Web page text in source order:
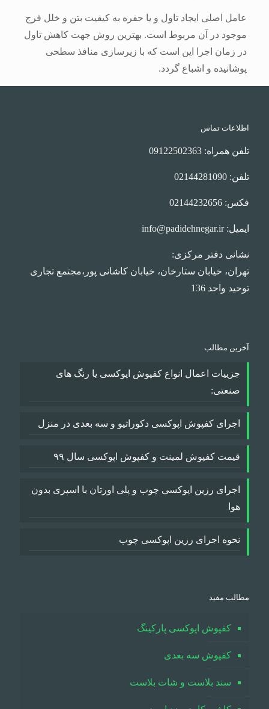
عامل اصلی ایجاد تاول و یا حفره به کیفیت بتن و خلل فرج
موجود در آن مربوط است. بهترین روش جهت کاهش تاول
در زمان اجرا این است که با زیرسازی منافذ سطحی
پوشانیده و اشباع گردد.
اطلاعات تماس
تلفن همراه: 09122502363
تلفن: 02144281090
فکس: 02144232656
ایمیل: info@padidehnegar.ir
نشانی دفتر مرکزی:
تهران، خیابان ستارخان، خیابان کاشانی پور،مجتمع تجاری
توحید واحد 136
آخرین مطالب
جزییات اعمال انواع کفپوش اپوکسی یا رنگ های
صنعتی:
اجرای کفپوش اپوکسی دکوراتیو و سه بعدی در منزل
قیمت کفپوش لمینت و کفپوش اپوکسی سال ۹۹
اجرای رزین اپوکسی چوب و پلی اورتان با اسپری بدون
هوا
نحوه اجرای رزین اپوکسی چوب
مطالب مفید
کفپوش اپوکسی پارکینگ
کفپوش سه بعدی
سند بلاست و شات بلاست